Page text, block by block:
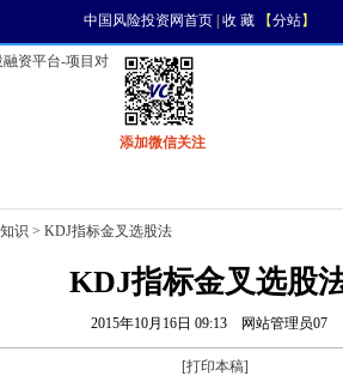
中国风险投资网首页| 收 藏【分站】
添加微信关注
识 > KDJ指标金叉选股法
KDJ指标金叉选股
2015年10月16日 09:13 网站管理员07
[打印本稿]